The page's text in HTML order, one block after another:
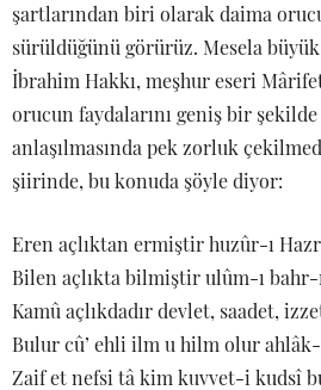
şartlarından biri olarak daima
sürüldüğünü görürüz. Mesela
İbrahim Hakkı, meşhur eseri
orucun faydalarını geniş bir
anlaşılmasında pek zorluk
şiirinde, bu konuda şöyle diyor:
Eren açlıktan ermiştir huzûr-ı
Bilen açlıkta bilmiştir ulûm-ı bahr-
Kamû açlıkdadır devlet, saadet,
Bulur cû’ ehli ilm u hilm olur ahlâk-
Zaif et nefsi tâ kim kuvvet-i kudsî